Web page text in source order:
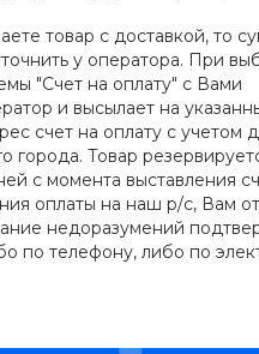
товар с доставкой, то
у оператора. При
"Счет на оплату" с Вами
и высылает на
счет на оплату с учетом
города. Товар
с момента выставления
оплаты на наш р/с, Вам
недоразумений
по телефону, либо по